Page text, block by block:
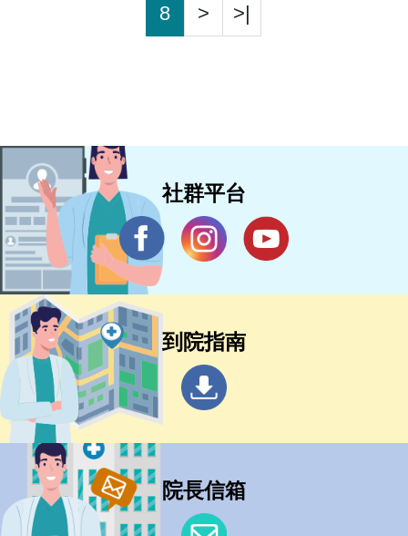
8
> >|
社群平台
到院指南
院長信箱